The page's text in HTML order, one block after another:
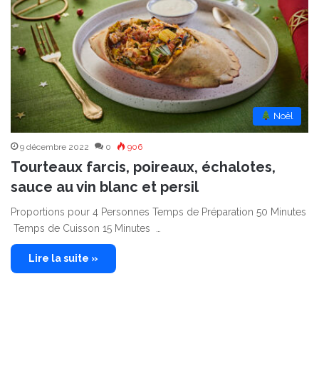
︎ Noël
9 décembre 2022 0 906
Tourteaux farcis, poireaux, échalotes,
sauce au vin blanc et persil
Proportions pour 4 Personnes Temps de Préparation 50 Minutes
Temps de Cuisson 15 Minutes …
Lire la suite »